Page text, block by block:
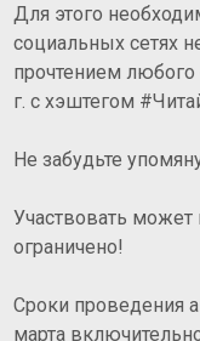
Для этого
социальных сетях
прочтением любого
г. с хэштегом
Не забудьте
Участвовать
ограничено!
Сроки проведения
марта